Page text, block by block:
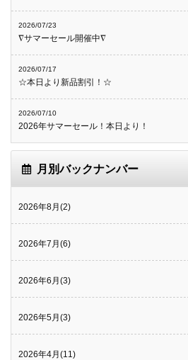
2026/07/23
∇サマーセール開催中∇
2026/07/17
☆本日より新品割引！☆
2026/07/10
2026年サマーセール！本日より！
月別バックナンバー
2026年8月(2)
2026年7月(6)
2026年6月(3)
2026年5月(3)
2026年4月(11)